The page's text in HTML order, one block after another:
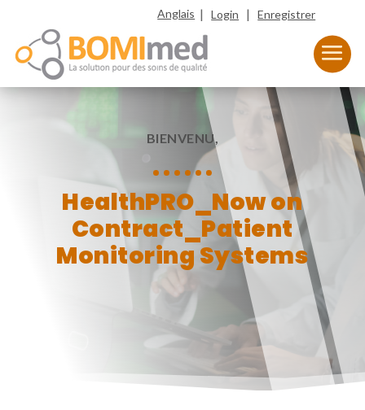
Anglais |Login |Enregistrer
BIENVENU,
HealthPRO_Now on
Contract_Patient
Monitoring Systems